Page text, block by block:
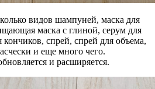
видов шампуней, маска для
маска с глиной, серум для
кончиков, спрей, спрей для объема,
и еще много чего.
и расширяется.